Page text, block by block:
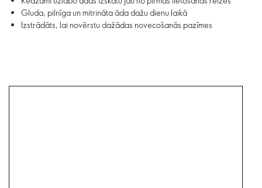
Gluda, pilnīga un mitrināta āda dažu dienu laikā
Izstrādāts, lai novērstu dažādas novecošanās pazīmes